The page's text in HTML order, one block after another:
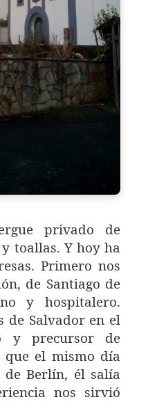
privado de
toallas. Y hoy ha
Primero nos
de Santiago de
y hospitalero.
de Salvador en el
y precursor de
el mismo día
de Berlín, él salía
nos sirvió